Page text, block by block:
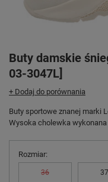
Buty damskie
03-3047L]
+ Dodaj do porównania
Buty sportowe znanej marki
Wysoka cholewka
Rozmiar
36 37